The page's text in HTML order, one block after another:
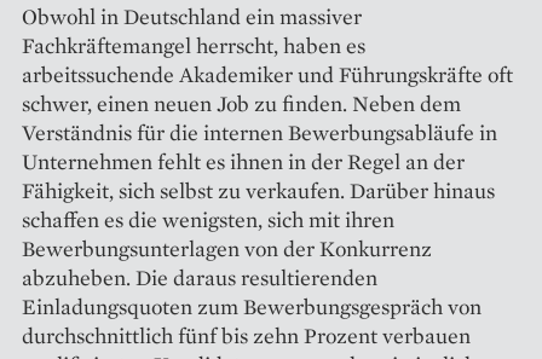
Obwohl in Deutschland ein massiver
Fachkräftemangel herrscht, haben es
arbeitssuchende Akademiker und Führungskräfte oft
schwer, einen neuen Job zu finden. Neben dem
Verständnis für die internen Bewerbungsabläufe in
Unternehmen fehlt es ihnen in der Regel an der
Fähigkeit, sich selbst zu verkaufen. Darüber hinaus
schaffen es die wenigsten, sich mit ihren
Bewerbungsunterlagen von der Konkurrenz
abzuheben. Die daraus resultierenden
Einladungsquoten zum Bewerbungsgespräch von
durchschnittlich fünf bis zehn Prozent verbauen